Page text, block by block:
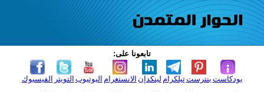
تابعونا على:
الفيسبوك التويتر اليوتيوب الانستغرام لينكدإن تيلكرامبنترست بودكاست